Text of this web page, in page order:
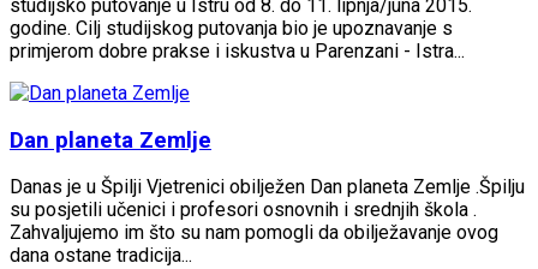
studijsko putovanje u Istru od 8. do 11. lipnja/juna 2015.
godine. Cilj studijskog putovanja bio je upoznavanje s
primjerom dobre prakse i iskustva u Parenzani - Istra...
Dan planeta Zemlje
Danas je u Špilji Vjetrenici obilježen Dan planeta Zemlje .Špilju
su posjetili učenici i profesori osnovnih i srednjih škola .
Zahvaljujemo im što su nam pomogli da obilježavanje ovog
dana ostane tradicija...